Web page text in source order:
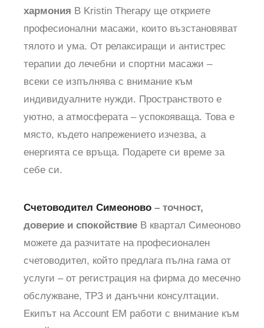
хармония В Kristin Therapy ще откриете
професионални масажи, които възстановяват
тялото и ума. От релаксиращи и антистрес
терапии до лечебни и спортни масажи –
всеки се изпълнява с внимание към
индивидуалните нужди. Пространството е
уютно, а атмосферата – успокояваща. Това е
място, където напрежението изчезва, а
енергията се връща. Подарете си време за
себе си.
Счетоводител Симеоново – точност,
доверие и спокойствие В квартал Симеоново
можете да разчитате на професионален
счетоводител, който предлага пълна гама от
услуги – от регистрация на фирма до месечно
обслужване, ТРЗ и данъчни консултации.
Екипът на Account EM работи с внимание към